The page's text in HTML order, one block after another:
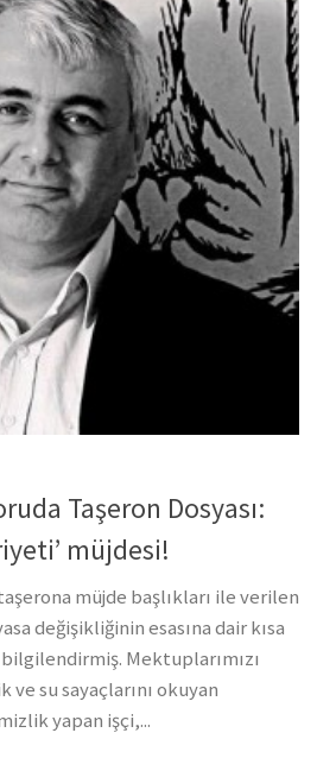
Taşeron Dosyası:
müjdesi!
müjde başlıkları ile verilen
değişikliğinin esasına dair kısa
Mektuplarımızı
su sayaçlarını okuyan
yapan işçi,...